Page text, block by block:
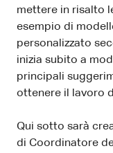
mettere in risalto
esempio di
personalizzato
inizia subito a
principali
ottenere il lavoro
Qui sotto sarà
di Coordinatore